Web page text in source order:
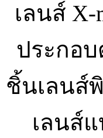
เลนส์ X-
ประกอ
ชิ้นเลนส์
เลนส์